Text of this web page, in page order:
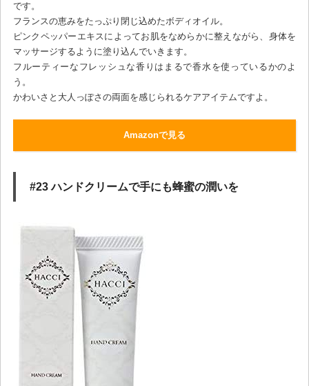
です。
フランスの恵みをたっぷり閉じ込めたボディオイル。
ピンクペッパーエキスによってお肌をなめらかに整えながら、身体を
マッサージするように塗り込んでいきます。
フルーティーなフレッシュな香りはまるで香水を使っているかのよ
う。
かわいさと大人っぽさの両面を感じられるケアアイテムですよ。
Amazonで見る
#23 ハンドクリームで手にも蜂蜜の潤いを